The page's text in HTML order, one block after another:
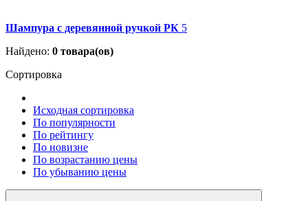
Шампура с деревянной ручкой РК 5
Найдено: 0 товара(ов)
Сортировка
Исходная сортировка
По популярности
По рейтингу
По новизне
По возрастанию цены
По убыванию цены